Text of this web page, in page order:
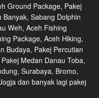
Ground Package, Pakej
Banyak, Sabang Dolphin
Weh, Aceh Fishing
Package, Aceh Hiking,
Budaya, Pakej Percutian
Medan Danau Toba,
Surabaya, Bromo,
dan banyak lagi pakej